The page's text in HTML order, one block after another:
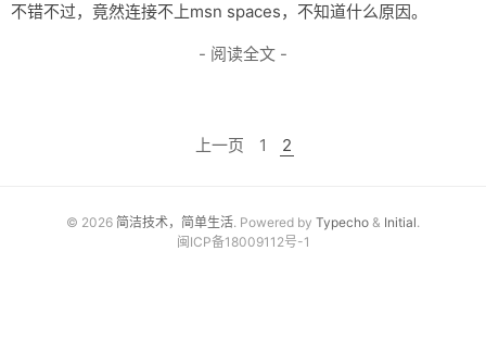
不错不过，竟然连接不上msn spaces，不知道什么原因。
- 阅读全文 -
上一页 1 2
© 2026 简洁技术，简单生活. Powered by Typecho & Initial.
闽ICP备18009112号-1